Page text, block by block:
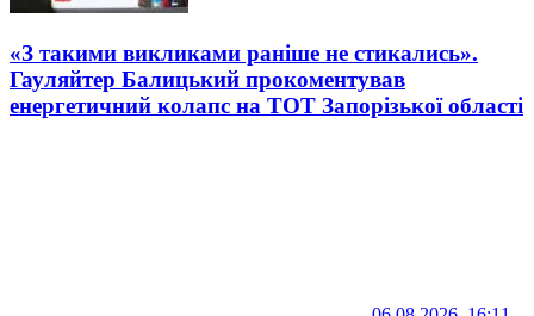
«З такими викликами раніше не стикались».
Гауляйтер Балицький прокоментував
енергетичний колапс на ТОТ Запорізької області